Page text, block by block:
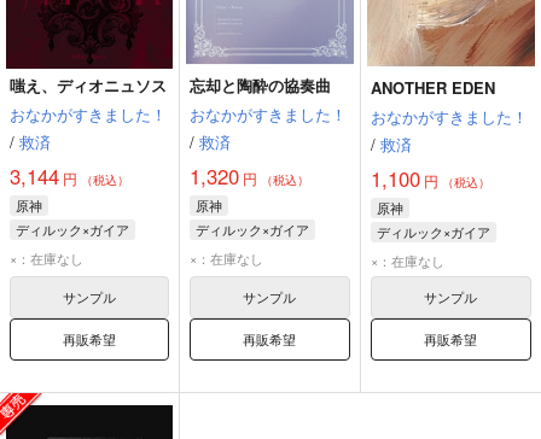
嗤え、ディオニュソス
おなかがすきました！
/ 救済
3,144 円 （税込）
原神
ディルック×ガイア
ディルック
×：在庫なし
サンプル
再販希望
忘却と陶酔の協奏曲
おなかがすきました！
/ 救済
1,320 円 （税込）
原神
ディルック×ガイア
ディルック
×：在庫なし
サンプル
再販希望
ANOTHER EDEN
おなかがすきました！
/ 救済
1,100円 （税込）
原神
ディルック×ガイア
ディルック
×：在庫なし
サンプル
再販希望